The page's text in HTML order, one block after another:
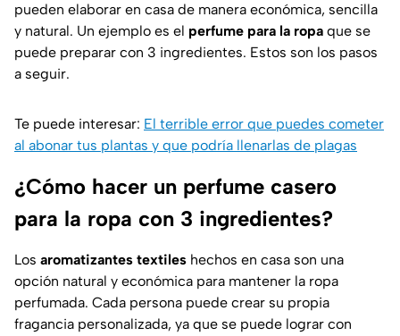
pueden elaborar en casa de manera económica, sencilla
y natural. Un ejemplo es el perfume para la ropa que se
puede preparar con 3 ingredientes. Estos son los pasos
a seguir.
Te puede interesar: El terrible error que puedes cometer
al abonar tus plantas y que podría llenarlas de plagas
¿Cómo hacer un perfume casero
para la ropa con 3 ingredientes?
Los aromatizantes textiles hechos en casa son una
opción natural y económica para mantener la ropa
perfumada. Cada persona puede crear su propia
fragancia personalizada, ya que se puede lograr con